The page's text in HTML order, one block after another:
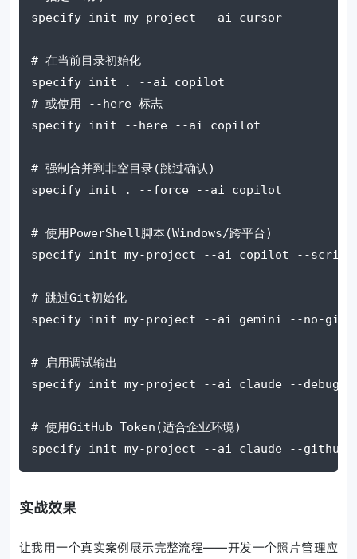
specify init my-project
--ai cursor
# 在当前目录初始化
specify init .
--ai copilot
# 或使用 --here 标志
specify init
--here --ai copilot
# 强制合并到非空目录(跳过确认)
specify init .
--force --ai copilot
# 使用PowerShell脚本(Windows/跨平台)
specify init my-project
--ai copilot --script
# 跳过Git初始化
specify init my-project
--ai gemini --no-git
# 启用调试输出
specify init my-project
--ai claude --debug
# 使用GitHub Token(适合企业环境)
specify init my-project
--ai claude --github-
实战效果
让我用一个真实案例展示完整流程——开发一个照片管理应